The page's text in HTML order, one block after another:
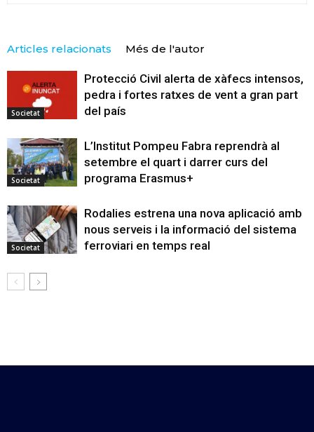
Articles relacionats Més de l'autor
Societat
Protecció Civil alerta de xàfecs intensos,
pedra i fortes ratxes de vent a gran part
del país
Societat
L’Institut Pompeu Fabra reprendrà al
setembre el quart i darrer curs del
programa Erasmus+
Societat
Rodalies estrena una nova aplicació amb
nous serveis i la informació del sistema
ferroviari en temps real